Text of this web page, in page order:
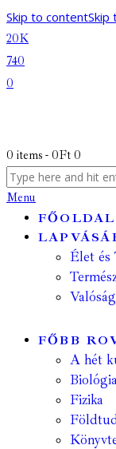
Skip to contentSkip
20K
740
0
0 items - 0Ft 0
Menu
FŐOLDAL
Élet és
Valóság
FŐBB
A hét
Fizika